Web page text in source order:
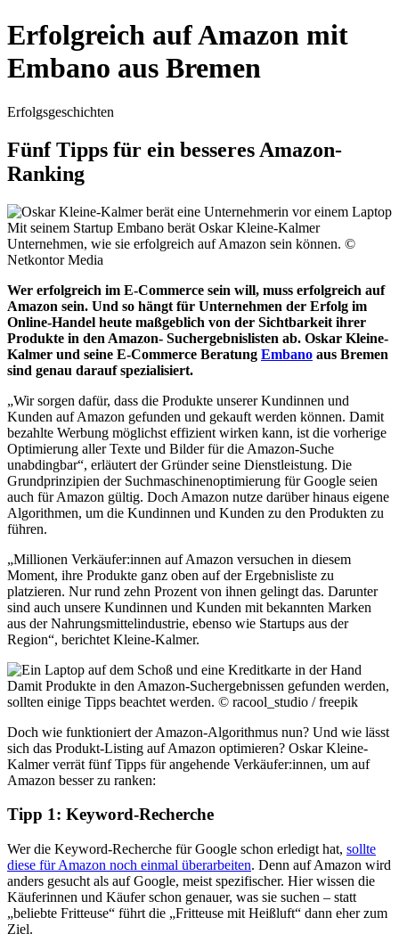
Erfolgreich auf Amazon mit
Embano aus Bremen
Erfolgsgeschichten
Fünf Tipps für ein besseres Amazon-
Ranking
Mit seinem Startup Embano berät Oskar Kleine-Kalmer
Unternehmen, wie sie erfolgreich auf Amazon sein können. ©
Netkontor Media
Wer erfolgreich im E-Commerce sein will, muss erfolgreich auf
Amazon sein. Und so hängt für Unternehmen der Erfolg im
Online-Handel heute maßgeblich von der Sichtbarkeit ihrer
Produkte in den Amazon- Suchergebnislisten ab. Oskar Kleine-
Kalmer und seine E-Commerce Beratung Embano aus Bremen
sind genau darauf spezialisiert.
„Wir sorgen dafür, dass die Produkte unserer Kundinnen und
Kunden auf Amazon gefunden und gekauft werden können. Damit
bezahlte Werbung möglichst effizient wirken kann, ist die vorherige
Optimierung aller Texte und Bilder für die Amazon-Suche
unabdingbar“, erläutert der Gründer seine Dienstleistung. Die
Grundprinzipien der Suchmaschinenoptimierung für Google seien
auch für Amazon gültig. Doch Amazon nutze darüber hinaus eigene
Algorithmen, um die Kundinnen und Kunden zu den Produkten zu
führen.
„Millionen Verkäufer:innen auf Amazon versuchen in diesem
Moment, ihre Produkte ganz oben auf der Ergebnisliste zu
platzieren. Nur rund zehn Prozent von ihnen gelingt das. Darunter
sind auch unsere Kundinnen und Kunden mit bekannten Marken
aus der Nahrungsmittelindustrie, ebenso wie Startups aus der
Region“, berichtet Kleine-Kalmer.
Damit Produkte in den Amazon-Suchergebnissen gefunden werden,
sollten einige Tipps beachtet werden. © racool_studio / freepik
Doch wie funktioniert der Amazon-Algorithmus nun? Und wie lässt
sich das Produkt-Listing auf Amazon optimieren? Oskar Kleine-
Kalmer verrät fünf Tipps für angehende Verkäufer:innen, um auf
Amazon besser zu ranken:
Tipp 1: Keyword-Recherche
Wer die Keyword-Recherche für Google schon erledigt hat, sollte
diese für Amazon noch einmal überarbeiten. Denn auf Amazon wird
anders gesucht als auf Google, meist spezifischer. Hier wissen die
Käuferinnen und Käufer schon genauer, was sie suchen – statt
„beliebte Fritteuse“ führt die „Fritteuse mit Heißluft“ dann eher zum
Ziel.